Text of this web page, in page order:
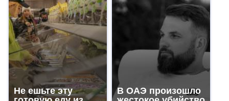
Не ешьте эту
В ОАЭ произошло